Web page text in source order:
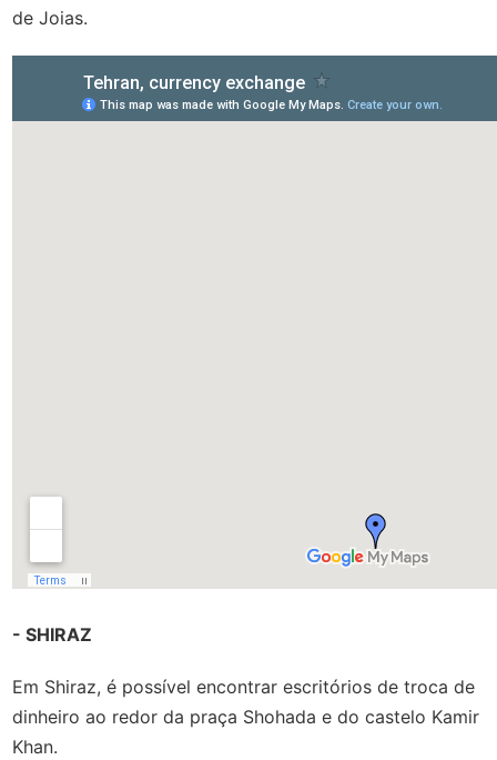
de Joias.
- SHIRAZ
Em Shiraz, é possível encontrar escritórios de troca de
dinheiro ao redor da praça Shohada e do castelo Kamir
Khan.